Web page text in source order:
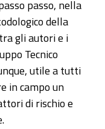
passo, nella
della
gli autori e i
Tecnico
utile a tutti
in campo un
di rischio e